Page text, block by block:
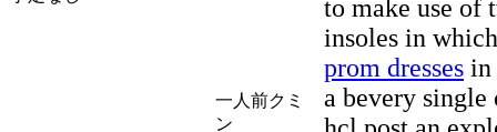
一人前クミ
ン
to make use of
insoles in
prom dresses in
a bevery